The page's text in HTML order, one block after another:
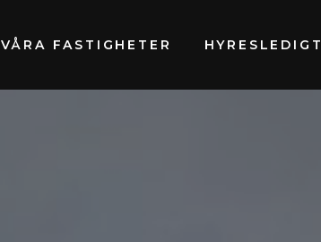
VÅRA FASTIGHETER HYRESLEDIGT